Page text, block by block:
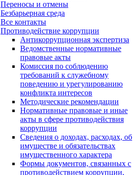
Переносы и отмены
Безбарьерная среда
Все контакты
Противодействие коррупции
Антикоррупционная экспертиза
Ведомственные нормативные
правовые акты
Комиссия по соблюдению
требований к служебному
поведению и урегулированию
конфликта интересов
Методические рекомендации
Нормативные правовые и иные
акты в сфере противодействия
коррупции
Сведения о доходах, расходах, об
имуществе и обязательствах
имущественного характера
Формы документов, связанных с
противодействием коррупции,